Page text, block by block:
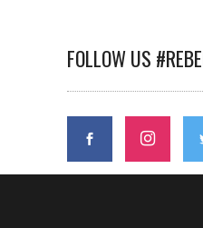
FOLLOW US